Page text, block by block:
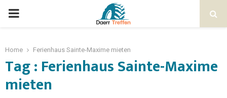
Home Ferienhaus Sainte-Maxime mieten
Tag : Ferienhaus Sainte-Maxime
mieten